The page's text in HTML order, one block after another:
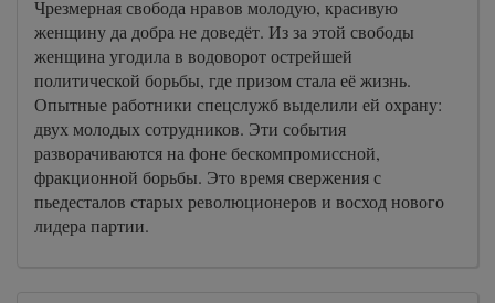
Чрезмерная свобода нравов молодую, красивую
женщину да добра не доведёт. Из за этой свободы
женщина угодила в водоворот острейшей
политической борьбы, где призом стала её жизнь.
Опытные работники спецслужб выделили ей охрану:
двух молодых сотрудников. Эти события
разворачиваются на фоне бескомпромиссной,
фракционной борьбы. Это время свержения с
пьедесталов старых революционеров и восход нового
лидера партии.